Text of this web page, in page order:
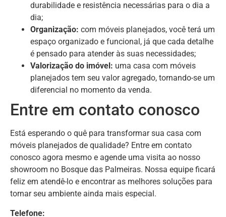
durabilidade e resistência necessárias para o dia a
dia;
Organização: com móveis planejados, você terá um
espaço organizado e funcional, já que cada detalhe
é pensado para atender às suas necessidades;
Valorização do imóvel: uma casa com móveis
planejados tem seu valor agregado, tornando-se um
diferencial no momento da venda.
Entre em contato conosco
Está esperando o quê para transformar sua casa com
móveis planejados de qualidade? Entre em contato
conosco agora mesmo e agende uma visita ao nosso
showroom no Bosque das Palmeiras. Nossa equipe ficará
feliz em atendê-lo e encontrar as melhores soluções para
tornar seu ambiente ainda mais especial.
Telefone: